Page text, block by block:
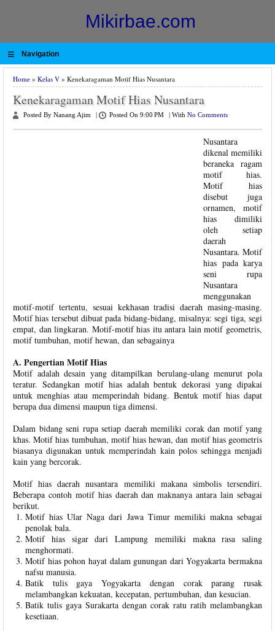
Mikirbae.com
≡ Navigation
Home » Kelas V » Kenekaragaman Motif Hias Nusantara
Kenekaragaman Motif Hias Nusantara
Posted By Nanang Ajim Posted On 9:00 PM With No Comments
Nusantara
dikenal memiliki
beraneka ragam
motif hias.
Motif hias
disebut juga
ornamen, motif
hias dimiliki
oleh setiap
daerah
Nusantara. Motif
hias pada karya
seni rupa
Nusantara
menggunakan
motif-motif tertentu, sesuai kekhasan tradisi daerah masing-masing.
Motif hias tersebut dibuat pada bidang-bidang, misalnya: segi tiga, segi
empat, dan lingkaran. Motif-motif hias itu antara lain motif geometris,
motif tumbuhan, motif hewan, dan sebagainya
A. Pengertian Motif Hias
Motif adalah desain yang ditampilkan berulang-ulang menurut pola
teratur. Sedangkan motif hias adalah bentuk dekorasi yang dipakai
untuk menghias atau memperindah bidang. Bentuk motif hias dapat
berupa dua dimensi maupun tiga dimensi.
Dalam bidang seni rupa setiap daerah memiliki corak dan motif yang
khas. Motif hias tumbuhan, motif hias hewan, dan motif hias geometris
biasanya digunakan untuk memperindah kain polos sehingga menjadi
kain yang bercorak.
Motif hias daerah nusantara memiliki makana simbolis tersendiri.
Beberapa contoh motif hias daerah dan maknanya antara lain sebagai
berikut.
Motif hias Ular Naga dari Jawa Timur memiliki makna sebagai
penolak bala.
Motif hias sigar dari Lampung memiliki makna rasa saling
menghormati.
Motif hias pohon hayat dalam gunungan dari Yogyakarta bermakna
nafsu manusia.
Batik tulis gaya Yogyakarta dengan corak parang rusak
melambangkan kekuatan, kecepatan, pertumbuhan, dan kesucian.
Batik tulis gaya Surakarta dengan corak ratu ratih melambangkan
kesetiaan.